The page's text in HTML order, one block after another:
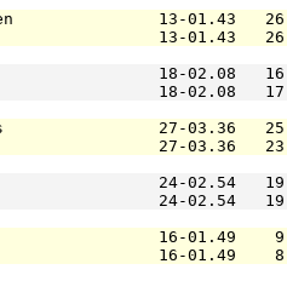
13-01.43
13-01.43
18-02.08
18-02.08
27-03.36
27-03.36
24-02.54
24-02.54
16-01.49
16-01.49